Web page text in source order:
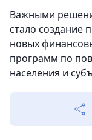
Важными
стало создание
новых
программ по
населения и